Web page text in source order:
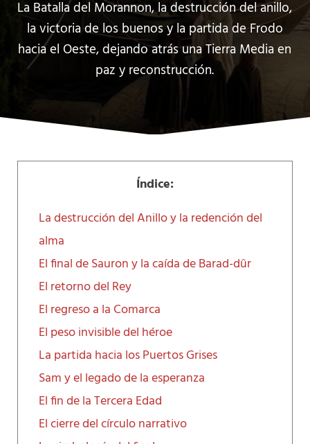
La Batalla del Morannon, la destrucción del anillo,
la victoria de los buenos y la partida de Frodo
hacia el Oeste, dejando atrás una Tierra Media en
paz y reconstrucción.
Índice:
La destrucción del Anillo y la redención del
alma
El final de Sauron y la caída de Barad-dûr
El retorno del Rey
El regreso a la Comarca
El peso invisible del héroe
La partida hacia los Puertos Grises
Sam y el legado de la esperanza
El fin de la Tercera Edad
El cierre del círculo narrativo